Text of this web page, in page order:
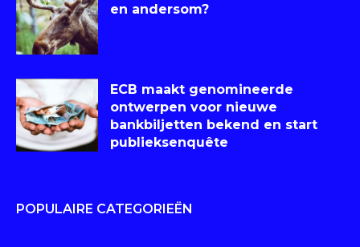
en andersom?
ECB maakt genomineerde
ontwerpen voor nieuwe
bankbiljetten bekend en start
publieksenquête
POPULAIRE CATEGORIEËN